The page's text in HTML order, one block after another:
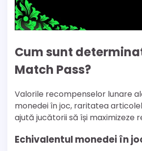
Cum sunt
Match Pass?
Valorile recompenselor lunare
monedei în joc, raritatea
ajută jucătorii să își maximizeze
Echivalentul monedei în